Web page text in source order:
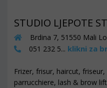
STUDIO LJEPOTE
Brdina 7, 51550 Mali
051 232 5... klikni za
Frizer, frisur, haircut,
parrucchiere, lash & brow lift